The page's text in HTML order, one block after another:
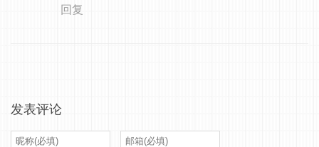
回复
发表评论